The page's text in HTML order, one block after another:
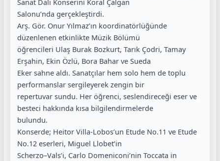
Salonu’nda gerçekleştirdi.
Arş. Gör. Onur Yılmaz’ın koordinatörlüğünde
düzenlenen etkinlikte Müzik Bölümü
öğrencileri Ulaş Burak Bozkurt, Tarık Çodri, Tamay
Erşahin, Ekin Özlü, Bora Bahar ve Sueda
Eker sahne aldı. Sanatçılar hem solo hem de toplu
performanslar sergileyerek zengin bir
repertuvar sundu. Her öğrenci, seslendireceği eser ve
besteci hakkında kısa bilgilendirmelerde
bulundu.
Konserde; Heitor Villa-Lobos’un Etude No.11 ve Etude
No.12 eserleri, Miguel Llobet’in
Scherzo–Vals’i, Carlo Domeniconi’nin Toccata in